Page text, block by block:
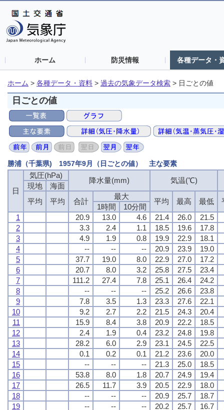
ホーム 防災情報 各種データ・
ホーム > 各種データ・資料 > 過去の気象データ検索 > 日ごとの値
日ごとの値
勝浦（千葉県) 1957年9月（日ごとの値） 主な要素
日
気圧(hPa)
降水量(mm) 気温(℃)
現地
海面
平均
平均 合計
最大
平均 最高 最低
1時間
10分間
1
20.9 13.0 4.6 21.4 26.0
21.5
2
3.3 2.4 1.1 18.5 19.6
17.8
3
4.9 1.9 0.8 19.9 22.9
18.1
4
-- -- -- 20.9 23.9
19.0
5
37.7 19.0 8.0 22.9 27.0
17.2
6
20.7 8.0 3.2 25.8 27.5
23.4
7
111.2 27.4 7.8 25.1 26.4
24.2
8
-- -- -- 25.2 26.6
23.8
9
7.8 3.5 1.3 23.3 27.6
22.1
10
9.2 2.7 2.2 21.5 24.3
20.4
11
15.9 8.4 3.8 20.9 22.2
18.5
12
2.4 1.9 0.4 23.2 24.8
19.8
13
28.2 6.0 2.9 23.1 24.5
22.5
14
0.1 0.2 0.1 21.2 23.6
20.0
15
-- -- -- 21.3 25.0
18.5
16
53.8 8.0 1.8 20.7 24.9
19.4
17
26.5 11.7 3.9 20.5 22.9
18.0
18
-- -- -- 20.9 25.7
18.7
19
-- -- -- 20.2 25.7
16.7